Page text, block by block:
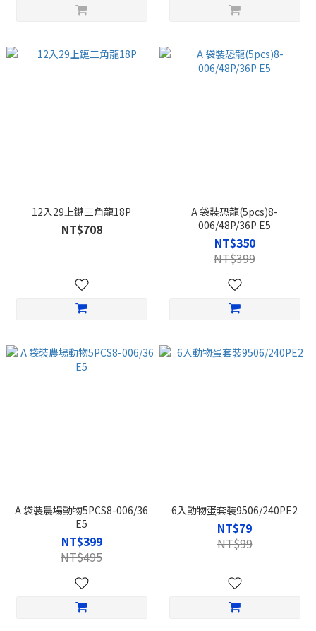
12入29上鏈三角龍18P
NT$708
A 袋裝恐龍(5pcs)8-
006/48P/36P E5
NT$350
NT$399
A 袋裝農場動物5PCS8-006/36
E5
NT$399
NT$495
6入動物蛋套裝9506/240PE2
NT$79
NT$99